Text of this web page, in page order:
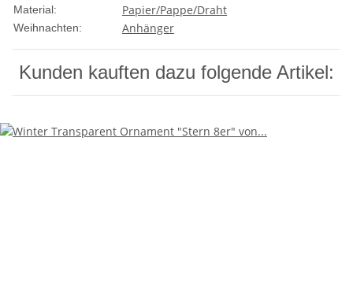
Material: Papier/Pappe/Draht
Weihnachten: Anhänger
Kunden kauften dazu folgende Artikel: